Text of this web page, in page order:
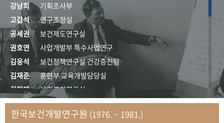
기록물 아카이브
사진 아카이브 문서 기록물 행정박물 영상 기록물
50+1주년 기념
성과 50선 숫자로 보는 50년
세계와 함께 한 KIHASA
강남희
기획조사부
고갑석
연구조정실
공세권
보건제도연구실
권호연
사업개발부 특수사업연구
김응석
보건정책연구실 건강증진팀
김재준
훈련부 교육개발담당실
김정태
보건관리연구실
김지자
연구부 사회개발담당실
김태룡
조사평가부 연구과
한국보건개발연구원 (1976. ~ 1981.)